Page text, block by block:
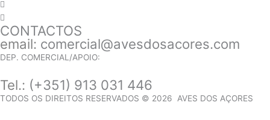
CONTACTOS
email: comercial@avesdosacores.com
DEP. COMERCIAL/APOIO:
Tel.: (+351) 913 031 446
TODOS OS DIREITOS RESERVADOS © 2026 AVES DOS AÇORES